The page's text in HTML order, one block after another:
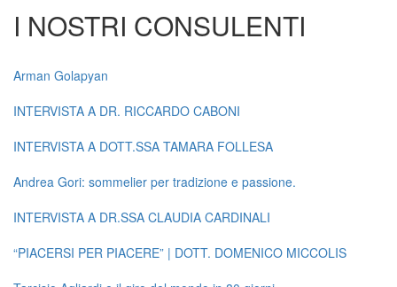
I NOSTRI CONSULENTI
Arman Golapyan
INTERVISTA A DR. RICCARDO CABONI
INTERVISTA A DOTT.SSA TAMARA FOLLESA
Andrea Gori: sommelier per tradizione e passione.
INTERVISTA A DR.SSA CLAUDIA CARDINALI
“PIACERSI PER PIACERE” | DOTT. DOMENICO MICCOLIS